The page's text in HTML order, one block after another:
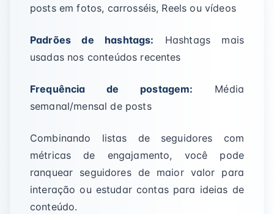
posts em fotos, carrosséis, Reels ou vídeos
Padrões de hashtags: Hashtags mais
usadas nos conteúdos recentes
Frequência de postagem: Média
semanal/mensal de posts
Combinando listas de seguidores com
métricas de engajamento, você pode
ranquear seguidores de maior valor para
interação ou estudar contas para ideias de
conteúdo.